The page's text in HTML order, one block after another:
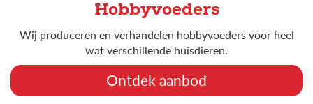
Hobbyvoeders
Wij produceren en verhandelen hobbyvoeders voor heel
wat verschillende huisdieren.
Ontdek aanbod